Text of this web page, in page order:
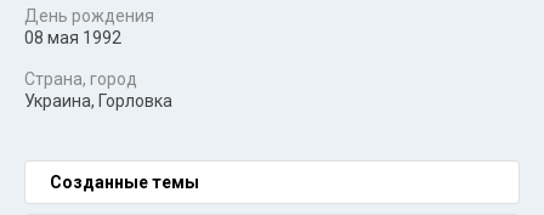
День рождения
08 мая 1992
Страна, город
Украина, Горловка
Созданные темы